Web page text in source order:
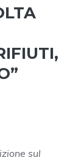
sul